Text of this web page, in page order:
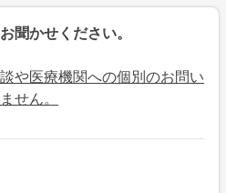
聞かせください。
や医療機関への個別のお問い
せん。